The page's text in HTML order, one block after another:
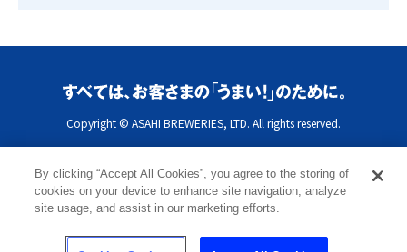
Copyright © ASAHI BREWERIES, LTD. All rights reserved.
By clicking “Accept All Cookies”, you agree to the storing of
cookies on your device to enhance site navigation, analyze
site usage, and assist in our marketing efforts.